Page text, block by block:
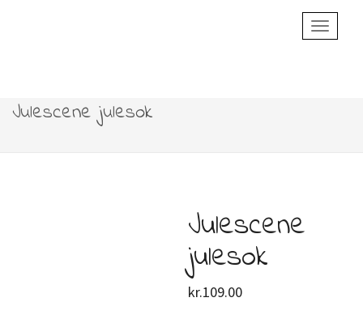
Toggle
Julescene julesok
Julescene
julesok
kr.109.00